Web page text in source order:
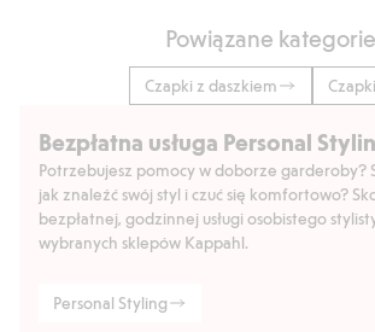
Powiązane kategorie
Czapki z daszkiem Czapki
Bezpłatna usługa Personal
Potrzebujesz pomocy w doborze garderoby?
jak znaleźć swój styl i czuć się komfortowo?
bezpłatnej, godzinnej usługi osobistego
wybranych sklepów Kappahl.
Personal Styling